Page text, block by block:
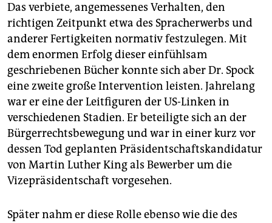
Das verbiete, angemessenes Verhalten, den
richtigen Zeitpunkt etwa des Spracherwerbs und
anderer Fertigkeiten normativ festzulegen. Mit
dem enormen Erfolg dieser einfühlsam
geschriebenen Bücher konnte sich aber Dr. Spock
eine zweite große Intervention leisten. Jahrelang
war er eine der Leitfiguren der US-Linken in
verschiedenen Stadien. Er beteiligte sich an der
Bürgerrechtsbewegung und war in einer kurz vor
dessen Tod geplanten Präsidentschaftskandidatur
von Martin Luther King als Bewerber um die
Vizepräsidentschaft vorgesehen.
Später nahm er diese Rolle ebenso wie die des